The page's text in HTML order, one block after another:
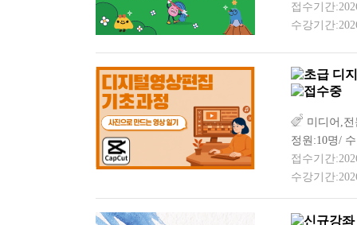
접수기간
수강기간
디
미디어,
정원:10명/
접수기간
수강기간